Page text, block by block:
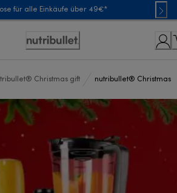
für alle Einkäufe über 49€*
Erklärung
Zugänglichkeit
Christmas gift nutribullet® Christmas